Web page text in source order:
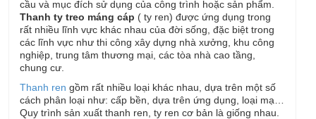
cầu và mục đích sử dụng của công trình hoặc sản phẩm.
Thanh ty treo máng cáp ( ty ren) được ứng dụng trong
rất nhiều lĩnh vực khác nhau của đời sống, đặc biệt trong
các lĩnh vực như thi công xây dựng nhà xưởng, khu công
nghiệp, trung tâm thương mại, các tòa nhà cao tầng,
chung cư.
Thanh ren gồm rất nhiều loại khác nhau, dựa trên một số
cách phân loại như: cấp bền, dựa trên ứng dụng, loại mạ…
Quy trình sản xuất thanh ren, ty ren cơ bản là giống nhau.